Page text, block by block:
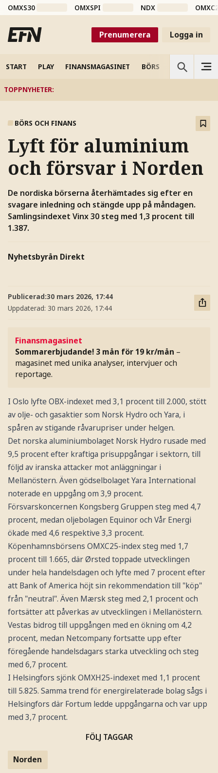
OMXS30 OMXSPI NDX
Prenumerera Logga in
START PLAY FINANSMAGASINET BÖRS VETENSKAP
TOPPNYHETER:
BÖRS OCH FINANS
Lyft för aluminium
och försvar i Norden
De nordiska börserna återhämtades sig efter en
svagare inledning och stängde upp på måndagen.
Samlingsindexet Vinx 30 steg med 1,3 procent till
1.387.
Nyhetsbyrån Direkt
Publicerad:30 mars 2026, 17:44
Uppdaterad: 30 mars 2026, 17:44
Finansmagasinet
Sommarerbjudande! 3 mån för 19 kr/mån –
magasinet med unika analyser, intervjuer och
reportage.
I Oslo lyfte OBX-indexet med 3,1 procent till 2.000, stött
av olje- och gasaktier som Norsk Hydro och Yara, i
spåren av stigande råvarupriser under helgen.
Det norska aluminiumbolaget Norsk Hydro rusade med
9,5 procent efter kraftiga prisuppgångar i sektorn, till
följd av iranska attacker mot anläggningar i
Mellanöstern. Även gödselbolaget Yara International
noterade en uppgång om 3,9 procent.
Försvarskoncernen Kongsberg Gruppen steg med 4,7
procent, medan oljebolagen Equinor och Vår Energi
ökade med 4,6 respektive 3,3 procent.
Köpenhamnsbörsens OMXC25-index steg med 1,7
procent till 1.665, där Ørsted toppade utvecklingen
under hela handelsdagen och lyfte med 7 procent efter
att Bank of America höjt sin rekommendation till "köp"
från "neutral". Även Mærsk steg med 2,1 procent och
fortsätter att påverkas av utvecklingen i Mellanöstern.
Vestas bidrog till uppgången med en ökning om 4,2
procent, medan Netcompany fortsatte upp efter
föregående handelsdagars starka utveckling och steg
med 6,7 procent.
I Helsingfors sjönk OMXH25-indexet med 1,1 procent
till 5.825. Samma trend för energirelaterade bolag sågs i
Helsingfors där Fortum ledde uppgångarna och var upp
med 3,7 procent.
FÖLJ TAGGAR
Norden